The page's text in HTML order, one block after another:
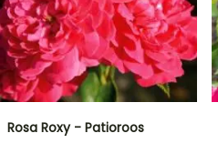
Rosa Roxy - Patioroos